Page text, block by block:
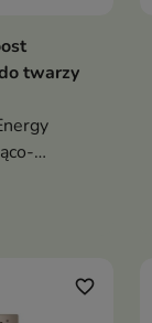
twarzy
favorite_border